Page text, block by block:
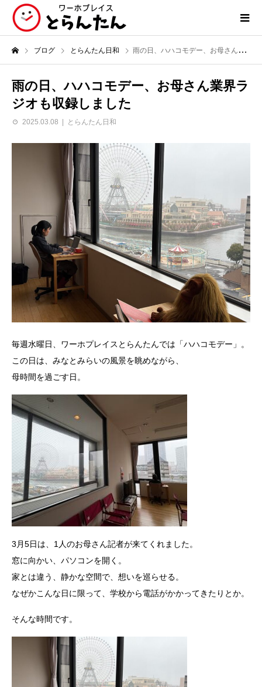
ブログ とらんたん日和 雨の日、ハハコモデー、お母さん業界ラジオも収録しました
雨の日、ハハコモデー、お母さん業界ラ
ジオも収録しました
2025.03.08 とらんたん日和
毎週水曜日、ワーホプレイスとらんたんでは「ハハコモデー」。
この日は、みなとみらいの風景を眺めながら、
母時間を過ごす日。
3月5日は、1人のお母さん記者が来てくれました。
窓に向かい、パソコンを開く。
家とは違う、静かな空間で、想いを巡らせる。
なぜかこんな日に限って、学校から電話がかかってきたりとか。
そんな時間です。